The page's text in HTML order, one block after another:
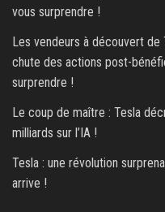
vous surprendre !
Les vendeurs à découvert
chute des actions post-
surprendre !
Le coup de maître : Tesla
milliards sur l’IA !
Tesla : une révolution
arrive !